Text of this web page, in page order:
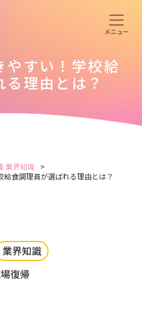
やすい！学校給
理由とは？
業界知識
食調理員が選ばれる理由とは？
業界知識
復帰